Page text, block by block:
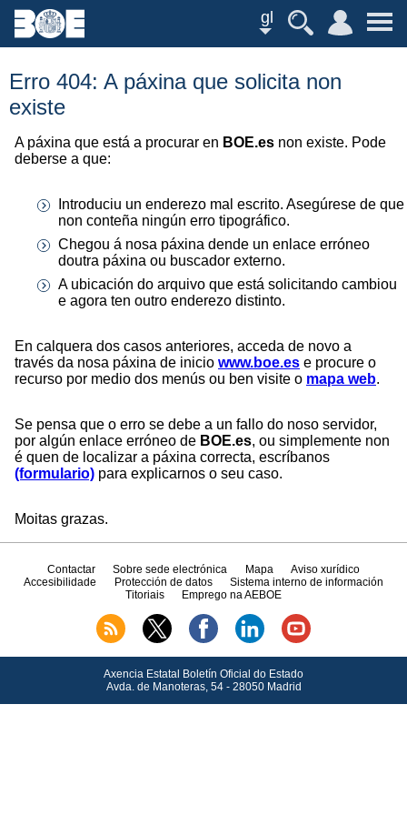
gl
Erro 404: A páxina que solicita non
existe
A páxina que está a procurar en BOE.es non existe. Pode
deberse a que:
Introduciu un enderezo mal escrito. Asegúrese de que
non conteña ningún erro tipográfico.
Chegou á nosa páxina dende un enlace erróneo
doutra páxina ou buscador externo.
A ubicación do arquivo que está solicitando cambiou
e agora ten outro enderezo distinto.
En calquera dos casos anteriores, acceda de novo a
través da nosa páxina de inicio www.boe.es e procure o
recurso por medio dos menús ou ben visite o mapa web.
Se pensa que o erro se debe a un fallo do noso servidor,
por algún enlace erróneo de BOE.es, ou simplemente non
é quen de localizar a páxina correcta, escríbanos
(formulario) para explicarnos o seu caso.
Moitas grazas.
Contactar Sobre sede electrónica Mapa
Aviso xurídico
Accesibilidade
Protección de datos
Sistema interno de información
Titoriais
Emprego na AEBOE
Axencia Estatal Boletín Oficial do Estado
Avda.de Manoteras, 54 - 28050 Madrid